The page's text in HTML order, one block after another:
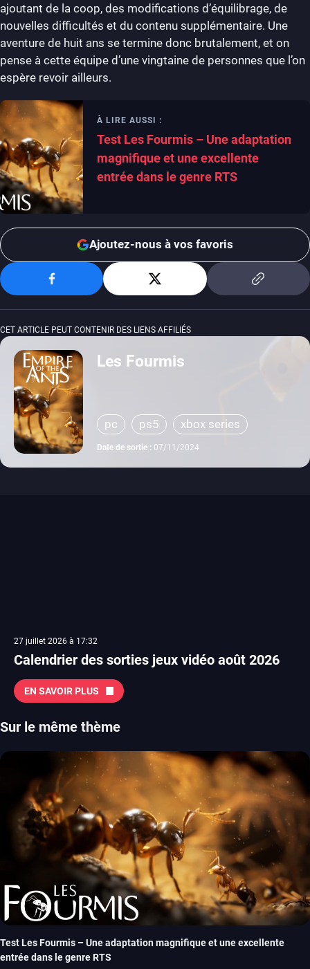
ajoutant de la coop, des modifications d’équilibrage, de
nouvelles difficultés et du contenu supplémentaire. Une
aventure de huit ans se termine donc brutalement, et on
pense à cette équipe d’une vingtaine de personnes que l’on
espère revoir ailleurs.
À LIRE AUSSI :
Test Les Fourmis – Une adaptation
magnifique et une excellente
entrée dans le genre RTS
Ajoutez-nous à vos favoris
CET ARTICLE PEUT CONTENIR DES LIENS AFFILIÉS
Les Fourmis
pc ps5 xbox series
Date de sortie : 07/11/2024
27 juillet 2026 à 17:32
Calendrier des sorties jeux vidéo août 2026
EN SAVOIR PLUS
Sur le même thème
Test Les Fourmis – Une adaptation magnifique et une excellente
entrée dans le genre RTS